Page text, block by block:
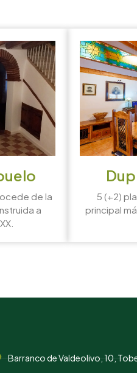
de la
a
5 (+2)
principal
Barranco de Valdeolivo, 10,